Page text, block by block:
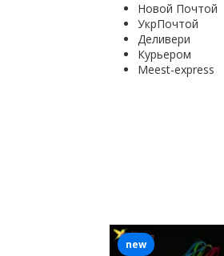
Новой Почтой
УкрПочтой
Деливери
Курьером
Мeest-express
new